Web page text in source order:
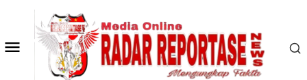
kontenMenu
Mobile